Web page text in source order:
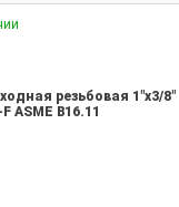
резьбовая 1"х3/8"
ASME B16.11